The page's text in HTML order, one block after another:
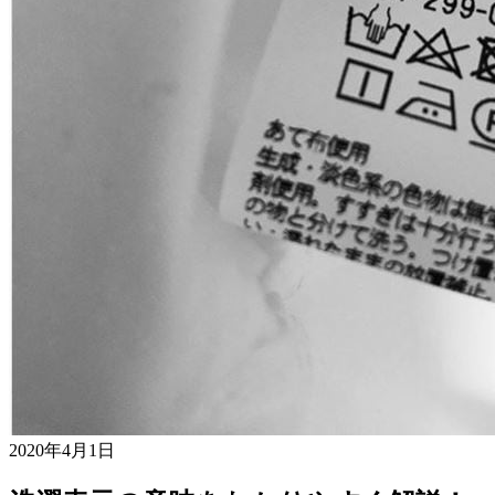
2020年4月1日